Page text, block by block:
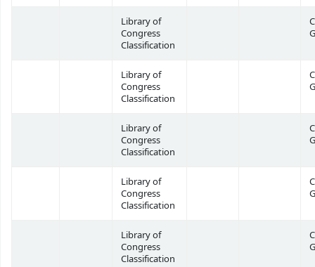
Library of
Congress
Classification
Library of
Congress
Classification
Library of
Congress
Classification
Library of
Congress
Classification
Library of
Congress
Classification